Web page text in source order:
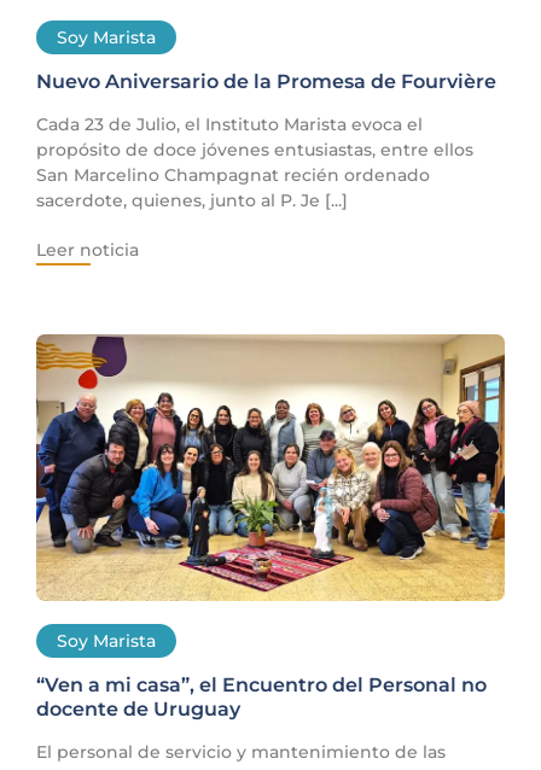
Soy Marista
Nuevo Aniversario de la Promesa de Fourvière
Cada 23 de Julio, el Instituto Marista evoca el
propósito de doce jóvenes entusiastas, entre ellos
San Marcelino Champagnat recién ordenado
sacerdote, quienes, junto al P. Je [...]
Leer noticia
Soy Marista
“Ven a mi casa”, el Encuentro del Personal no
docente de Uruguay
El personal de servicio y mantenimiento de las